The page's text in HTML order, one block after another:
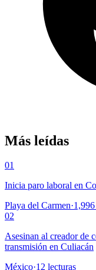
Más leídas
01
Inicia paro laboral en
Playa del Carmen·1,996
02
Asesinan al creador de
transmisión en Culiacán
México·12 lecturas